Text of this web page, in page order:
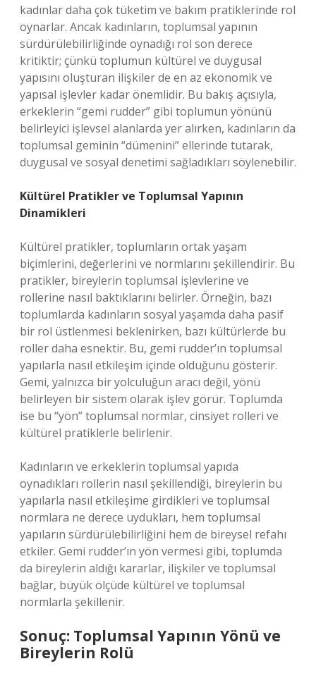
kadınlar daha çok tüketim ve bakım pratiklerinde rol
oynarlar. Ancak kadınların, toplumsal yapının
sürdürülebilirliğinde oynadığı rol son derece
kritiktir; çünkü toplumun kültürel ve duygusal
yapısını oluşturan ilişkiler de en az ekonomik ve
yapısal işlevler kadar önemlidir. Bu bakış açısıyla,
erkeklerin “gemi rudder” gibi toplumun yönünü
belirleyici işlevsel alanlarda yer alırken, kadınların da
toplumsal geminin “dümenini” ellerinde tutarak,
duygusal ve sosyal denetimi sağladıkları söylenebilir.
Kültürel Pratikler ve Toplumsal Yapının
Dinamikleri
Kültürel pratikler, toplumların ortak yaşam
biçimlerini, değerlerini ve normlarını şekillendirir. Bu
pratikler, bireylerin toplumsal işlevlerine ve
rollerine nasıl baktıklarını belirler. Örneğin, bazı
toplumlarda kadınların sosyal yaşamda daha pasif
bir rol üstlenmesi beklenirken, bazı kültürlerde bu
roller daha esnektir. Bu, gemi rudder’ın toplumsal
yapılarla nasıl etkileşim içinde olduğunu gösterir.
Gemi, yalnızca bir yolculuğun aracı değil, yönü
belirleyen bir sistem olarak işlev görür. Toplumda
ise bu “yön” toplumsal normlar, cinsiyet rolleri ve
kültürel pratiklerle belirlenir.
Kadınların ve erkeklerin toplumsal yapıda
oynadıkları rollerin nasıl şekillendiği, bireylerin bu
yapılarla nasıl etkileşime girdikleri ve toplumsal
normlara ne derece uydukları, hem toplumsal
yapıların sürdürülebilirliğini hem de bireysel refahı
etkiler. Gemi rudder’ın yön vermesi gibi, toplumda
da bireylerin aldığı kararlar, ilişkiler ve toplumsal
bağlar, büyük ölçüde kültürel ve toplumsal
normlarla şekillenir.
Sonuç: Toplumsal Yapının Yönü ve
Bireylerin Rolü